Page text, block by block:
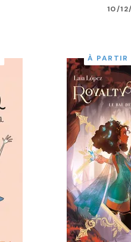
10/
À PARTIR